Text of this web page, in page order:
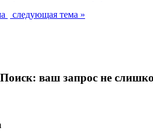
следующая тема »
ваш запрос не